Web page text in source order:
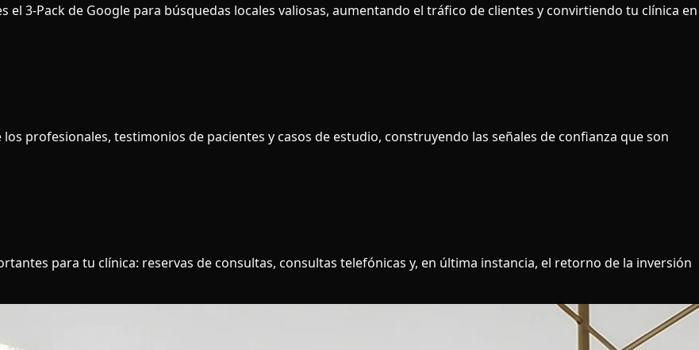
el 3-Pack de Google para búsquedas locales valiosas, aumentando el tráfico de clientes y convirtiendo tu clínica en
profesionales, testimonios de pacientes y casos de estudio, construyendo las señales de confianza que son
para tu clínica: reservas de consultas, consultas telefónicas y, en última instancia, el retorno de la inversión